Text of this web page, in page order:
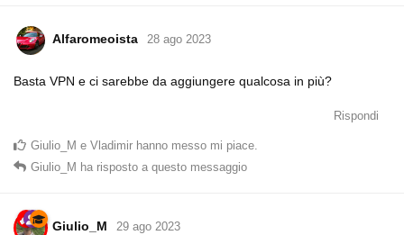
Alfaromeoista 28 ago 2023
Basta VPN e ci sarebbe da aggiungere qualcosa in più?
Rispondi
Giulio_M e Vladimir hanno messo mi piace
Giulio_M ha risposto a questo messaggio
Giulio_M 29 ago 2023